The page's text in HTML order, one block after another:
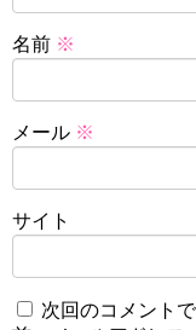
名前 ※
メール ※
サイト
次回のコメント